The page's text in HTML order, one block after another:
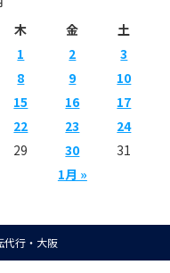
木 金 土
1月 »
1 2
3
8 9
10
15 16
17
22 23
24
29 30 31
代行・大阪